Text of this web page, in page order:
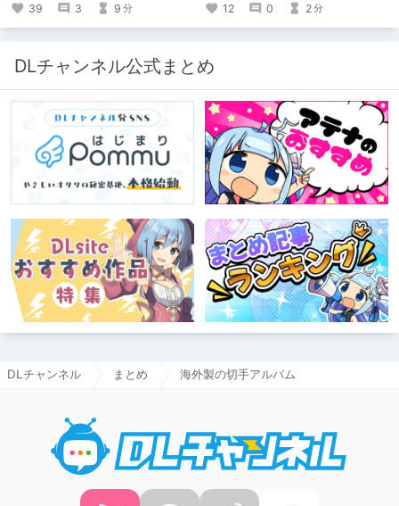
39
3 9 分
12
0 2分
DLチャンネル公式まとめ
DLチャンネル まとめ 海外製の切手アルバム